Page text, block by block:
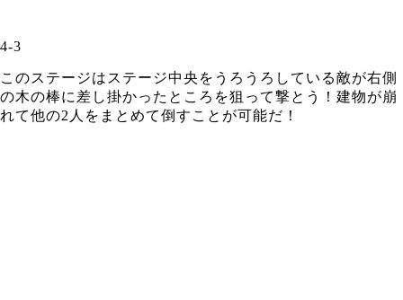
4-3
このステージはステージ中央をうろうろしている敵が右側
の木の棒に差し掛かったところを狙って撃とう！建物が崩
れて他の2人をまとめて倒すことが可能だ！